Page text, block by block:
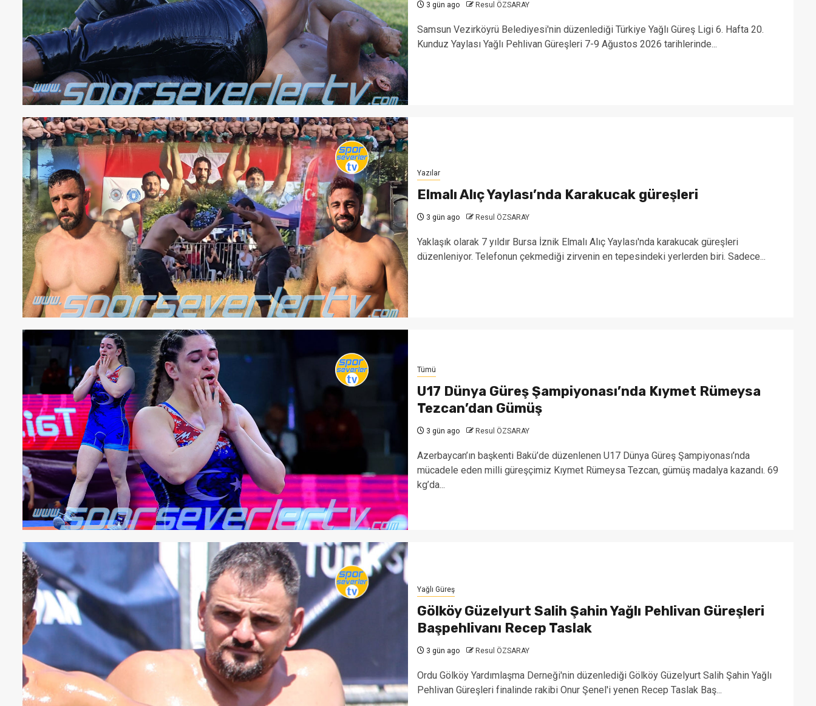
3 gün ago Resul ÖZSARAY
Samsun Vezirköyrü Belediyesi'nin düzenlediği Türkiye Yağlı Güreş Ligi 6. Hafta 20.
Kunduz Yaylası Yağlı Pehlivan Güreşleri 7-9 Ağustos 2026 tarihlerinde...
Yazılar
Elmalı Alıç Yaylası’nda Karakucak güreşleri
3 gün ago Resul ÖZSARAY
Yaklaşık olarak 7 yıldır Bursa İznik Elmalı Alıç Yaylası'nda karakucak güreşleri
düzenleniyor. Telefonun çekmediği zirvenin en tepesindeki yerlerden biri. Sadece...
Tümü
U17 Dünya Güreş Şampiyonası’nda Kıymet Rümeysa
Tezcan’dan Gümüş
3 gün ago Resul ÖZSARAY
Azerbaycan’ın başkenti Bakü’de düzenlenen U17 Dünya Güreş Şampiyonası’nda
mücadele eden milli güreşçimiz Kıymet Rümeysa Tezcan, gümüş madalya kazandı. 69
kg’da...
Yağlı Güreş
Gölköy Güzelyurt Salih Şahin Yağlı Pehlivan Güreşleri
Başpehlivanı Recep Taslak
3 gün ago Resul ÖZSARAY
Ordu Gölköy Yardımlaşma Derneği'nin düzenlediği Gölköy Güzelyurt Salih Şahin Yağlı
Pehlivan Güreşleri finalinde rakibi Onur Şenel'i yenen Recep Taslak Baş...